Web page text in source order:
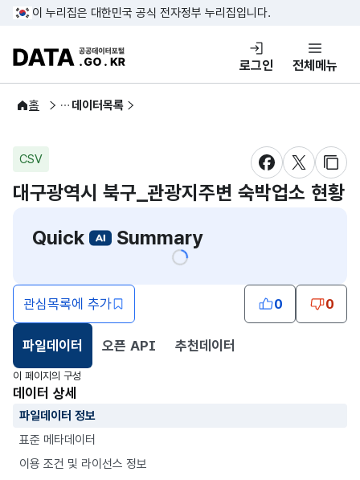
콘텐츠 바로가기
푸터 바로가기
이 누리집은 대한민국 공식 전자정부 누리집입니다.
DATA.GO.KR 공공데이터포털
로그인 전체메뉴
홈
공공데이터 데이터목록
CSV
새창 열림새창 열림
새창
대구광역시 북구_관광지주변 숙박업소 현황
Quick
Summary
관심목록에 추가 0 0
파일데이터
선택됨
오픈 API 추천데이터
이 페이지의 구성
데이터 상세
파일데이터 정보
표준 메타데이터
이용 조건 및 라이선스 정보